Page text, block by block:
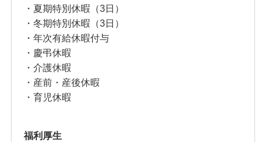
・夏期特別休暇（3日）
・冬期特別休暇（3日）
・年次有給休暇付与
・慶弔休暇
・介護休暇
・産前・産後休暇
・育児休暇
福利厚生